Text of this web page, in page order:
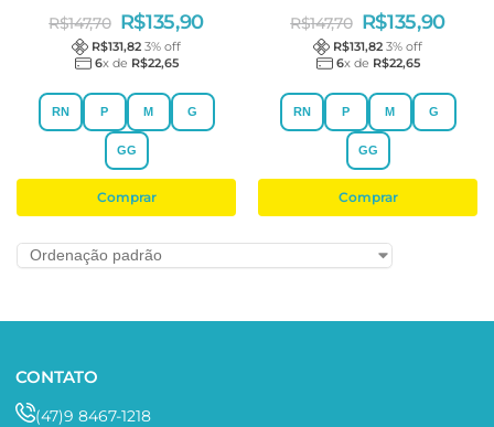
R$147,70 R$135,90
R$131,82 3% off
6x de R$22,65
RN P M G
GG
Comprar
R$147,70 R$135,90
R$131,82 3% off
6x de R$22,65
RN P M G
GG
Comprar
CONTATO
(47)9 8467-1218